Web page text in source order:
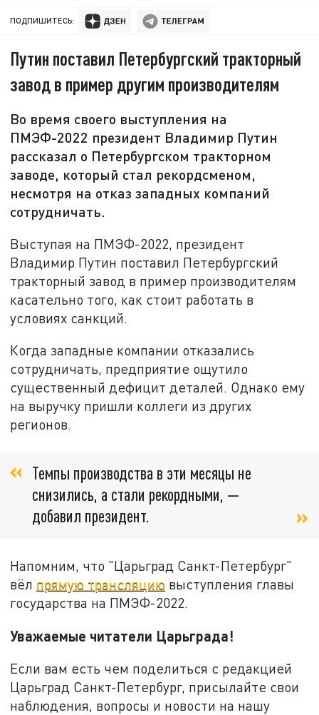
ПОДПИШИТЕСЬ:
Путин поставил Петербургский тракторный
завод в пример другим производителям
Во время своего выступления на
ПМЭФ-2022 президент Владимир Путин
рассказал о Петербургском тракторном
заводе, который стал рекордсменом,
несмотря на отказ западных компаний
сотрудничать.
Выступая на ПМЭФ-2022, президент
Владимир Путин поставил Петербургский
тракторный завод в пример производителям
касательно того, как стоит работать в
условиях санкций.
Когда западные компании отказались
сотрудничать, предприятие ощутило
существенный дефицит деталей. Однако ему
на выручку пришли коллеги из других
регионов.
Темпы производства в эти месяцы не
снизились, а стали рекордными, —
добавил президент.
Напомним, что "Царьград Санкт-Петербург"
вёл прямую трансляцию выступления главы
государства на ПМЭФ-2022.
Уважаемые читатели Царьграда!
Если вам есть чем поделиться с редакцией
Царьград Санкт-Петербург, присылайте свои
наблюдения, вопросы и новости на нашу